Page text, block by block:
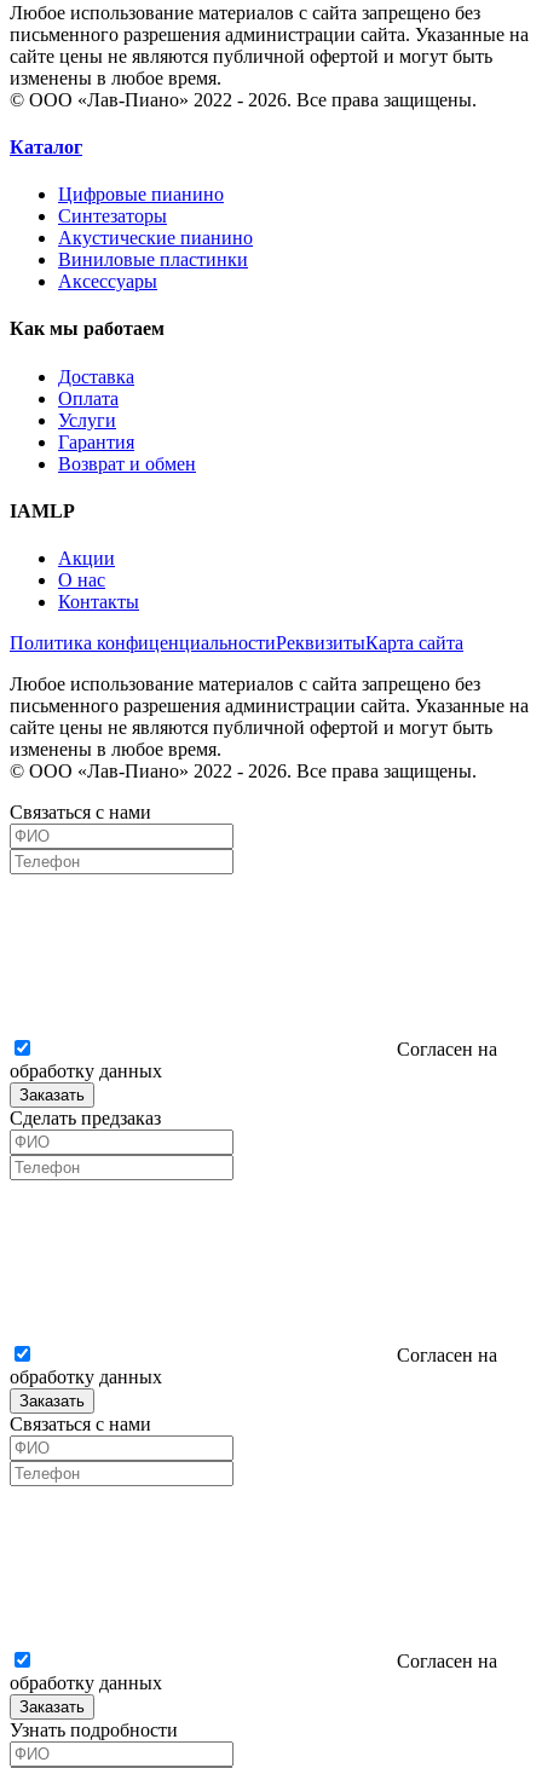
Любое использование материалов с сайта запрещено без
письменного разрешения администрации сайта. Указанные на
сайте цены не являются публичной офертой и могут быть
изменены в любое время.
© ООО «Лав-Пиано» 2022 - 2026. Все права защищены.
Каталог
Цифровые пианино
Синтезаторы
Акустические пианино
Виниловые пластинки
Аксессуары
Как мы работаем
Доставка
Оплата
Услуги
Гарантия
Возврат и обмен
IAMLP
Акции
О нас
Контакты
Политика конфиценциальностиРеквизитыКарта сайта
Любое использование материалов с сайта запрещено без
письменного разрешения администрации сайта. Указанные на
сайте цены не являются публичной офертой и могут быть
изменены в любое время.
© ООО «Лав-Пиано» 2022 - 2026. Все права защищены.
Связаться с нами
Согласен на
обработку данных
Заказать
Сделать предзаказ
Согласен на
обработку данных
Заказать
Связаться с нами
Согласен на
обработку данных
Заказать
Узнать подробности